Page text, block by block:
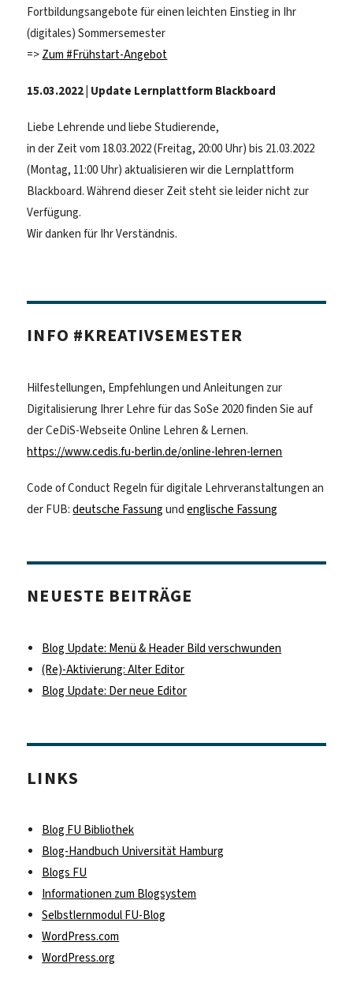
Fortbildungsangebote für einen leichten Einstieg in Ihr
(digitales) Sommersemester
=> Zum #Frühstart-Angebot
15.03.2022 | Update Lernplattform Blackboard
Liebe Lehrende und liebe Studierende,
in der Zeit vom 18.03.2022 (Freitag, 20:00 Uhr) bis 21.03.2022
(Montag, 11:00 Uhr) aktualisieren wir die Lernplattform
Blackboard. Während dieser Zeit steht sie leider nicht zur
Verfügung.
Wir danken für Ihr Verständnis.
INFO #KREATIVSEMESTER
Hilfestellungen, Empfehlungen und Anleitungen zur
Digitalisierung Ihrer Lehre für das SoSe 2020 finden Sie auf
der CeDiS-Webseite Online Lehren & Lernen.
https://www.cedis.fu-berlin.de/online-lehren-lernen
Code of Conduct Regeln für digitale Lehrveranstaltungen an
der FUB:deutsche Fassung undenglische Fassung
NEUESTE BEITRÄGE
Blog Update: Menü & Header Bild verschwunden
(Re)-Aktivierung: Alter Editor
Blog Update: Der neue Editor
LINKS
Blog FU Bibliothek
Blog-Handbuch Universität Hamburg
Blogs FU
Informationen zum Blogsystem
Selbstlernmodul FU-Blog
WordPress.com
WordPress.org